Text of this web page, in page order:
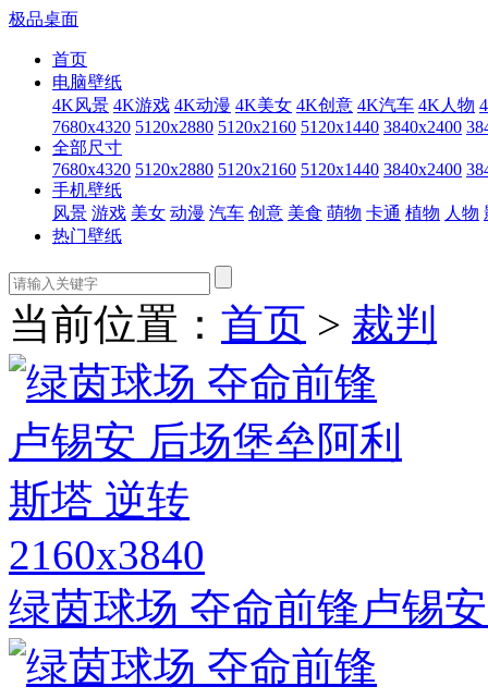
极品桌面
首页
电脑壁纸
4K风景 4K游戏 4K动漫 4K美女 4K创意 4K汽车 4K人物
7680x4320 5120x2880 5120x2160 5120x1440 3840x2400
全部尺寸
7680x4320 5120x2880 5120x2160 5120x1440 3840x2400
手机壁纸
风景 游戏 美女 动漫 汽车 创意 美食 萌物 卡通 植物 人物
热门壁纸
当前位置： 首页 > 裁判
2160x3840
绿茵球场 夺命前锋卢锡